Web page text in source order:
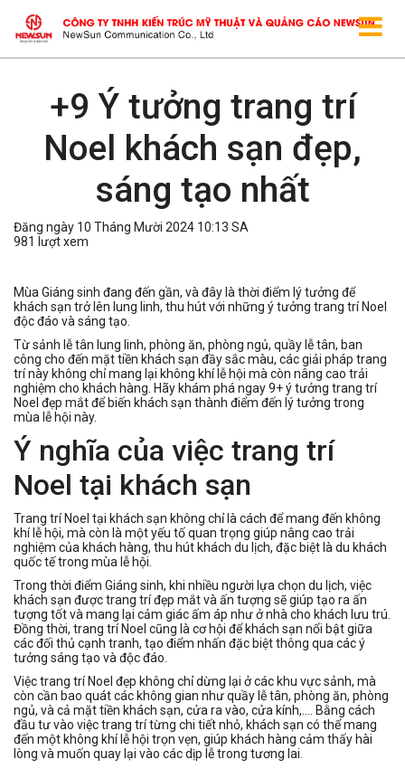
+9 Ý tưởng trang trí
Noel khách sạn đẹp,
sáng tạo nhất
Đăng ngày 10 Tháng Mười 2024 10:13 SA
981 lượt xem
Mùa Giáng sinh đang đến gần, và đây là thời điểm lý tưởng để
khách sạn trở lên lung linh, thu hút với những ý tưởng trang trí Noel
độc đáo và sáng tạo.
Từ sảnh lễ tân lung linh, phòng ăn, phòng ngủ, quầy lễ tân, ban
công cho đến mặt tiền khách sạn đầy sắc màu, các giải pháp trang
trí này không chỉ mang lại không khí lễ hội mà còn nâng cao trải
nghiệm cho khách hàng. Hãy khám phá ngay 9+ ý tưởng trang trí
Noel đẹp mắt để biến khách sạn thành điểm đến lý tưởng trong
mùa lễ hội này.
Ý nghĩa của việc trang trí
Noel tại khách sạn
Trang trí Noel tại khách sạn không chỉ là cách để mang đến không
khí lễ hội, mà còn là một yếu tố quan trọng giúp nâng cao trải
nghiệm của khách hàng, thu hút khách du lịch, đặc biệt là du khách
quốc tế trong mùa lễ hội.
Trong thời điểm Giáng sinh, khi nhiều người lựa chọn du lịch, việc
khách sạn được trang trí đẹp mắt và ấn tượng sẽ giúp tạo ra ấn
tượng tốt và mang lại cảm giác ấm áp như ở nhà cho khách lưu trú.
Đồng thời, trang trí Noel cũng là cơ hội để khách sạn nổi bật giữa
các đối thủ cạnh tranh, tạo điểm nhấn đặc biệt thông qua các ý
tưởng sáng tạo và độc đáo.
Việc trang trí Noel đẹp không chỉ dừng lại ở các khu vực sảnh, mà
còn cần bao quát các không gian như quầy lễ tân, phòng ăn, phòng
ngủ, và cả mặt tiền khách sạn, cửa ra vào, cửa kính,.... Bằng cách
đầu tư vào việc trang trí từng chi tiết nhỏ, khách sạn có thể mang
đến một không khí lễ hội trọn vẹn, giúp khách hàng cảm thấy hài
lòng và muốn quay lại vào các dịp lễ trong tương lai.